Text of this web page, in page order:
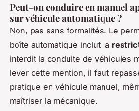
Peut-on conduire en manuel
sur véhicule automatique ?
Non, pas sans formalités. Le
boîte automatique inclut la
interdit la conduite de véhicules
lever cette mention, il faut
pratique en véhicule manuel,
maîtriser la mécanique.